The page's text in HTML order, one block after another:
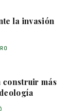
la invasión
construir más